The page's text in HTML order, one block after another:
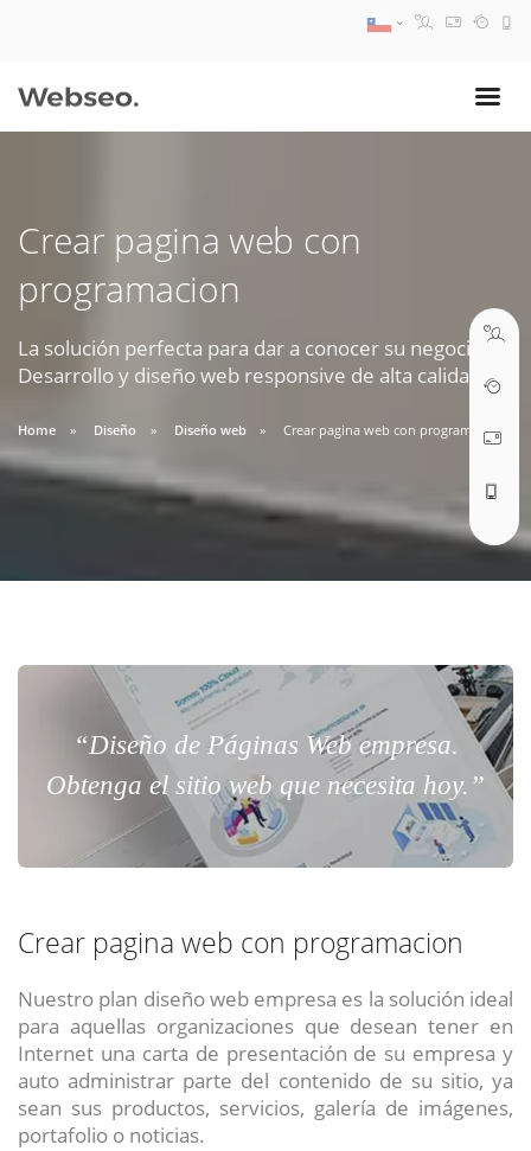
Crear pagina web con
programacion
La solución perfecta para dar a conocer su negocio.
Desarrollo y diseño web responsive de alta calidad.
Home Diseño Diseño web Crear pagina web con programacion
“Diseño de Páginas Web empresa.
Obtenga el sitio web que necesita hoy.”
Crear pagina web con programacion
Nuestro plan diseño web empresa es la solución ideal
para aquellas organizaciones que desean tener en
Internet una carta de presentación de su empresa y
auto administrar parte del contenido de su sitio, ya
sean sus productos, servicios, galería de imágenes,
portafolio o noticias.
09:30 AM A 18:30 PM
soporte@webseo.cl